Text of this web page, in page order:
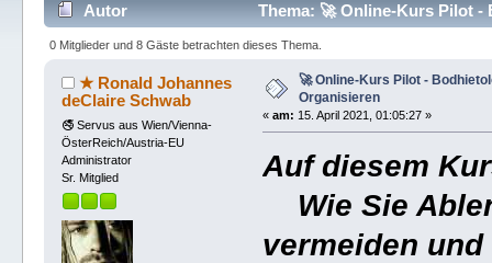
Autor Thema: 🚀 Online-Kurs Pilot -
0 Mitglieder und 8 Gäste betrachten dieses Thema.
★ Ronald Johannes
deClaire Schwab
🚭 Servus aus Wien/Vienna-
ÖsterReich/Austria-EU
Administrator
Sr. Mitglied
🚀 Online-Kurs Pilot -
Organisieren
«am: 15. April 2021, 01:05:27 »
Auf diesem
Wie Sie
vermeiden